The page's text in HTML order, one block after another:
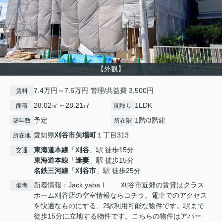
【外観】
賃料 7.4万円～7.6万円 管理/共益費 3,500円
面積 28.02㎡～28.21㎡ 間取り 1LDK
築年数 予定 所在階 1階/3階建
所在地 愛知県刈谷市矢場町１丁目313
交通 東海道本線 「刈谷 」駅 徒歩15分
東海道本線 「逢妻 」駅 徒歩15分
名鉄三河線 「刈谷市 」駅 徒歩25分
備考
新着情報：Jack yabaⅠ 刈谷市近郊の賃貸はクラス
ホーム刈谷店の空室情報ならコチラ。電車でのアクセス
を快適なものにする、2駅利用可能な物件です。駅まで
徒歩15分に立地する物件です。こちらの物件はアパー